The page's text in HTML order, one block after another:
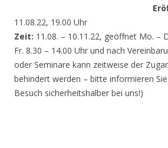
11.08.22, 19.00 Uhr
Zeit: 11.08. – 10.11.22, geöffnet Mo. –
Fr. 8.30 – 14.00 Uhr und nach
oder Seminare kann zeitweise der
behindert werden – bitte informieren
Besuch sicherheitshalber bei uns!)